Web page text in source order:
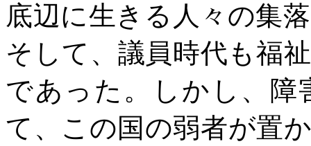
底辺に生きる人々の集
そして、議員時代も福
であった。しかし、障
て、この国の弱者が置